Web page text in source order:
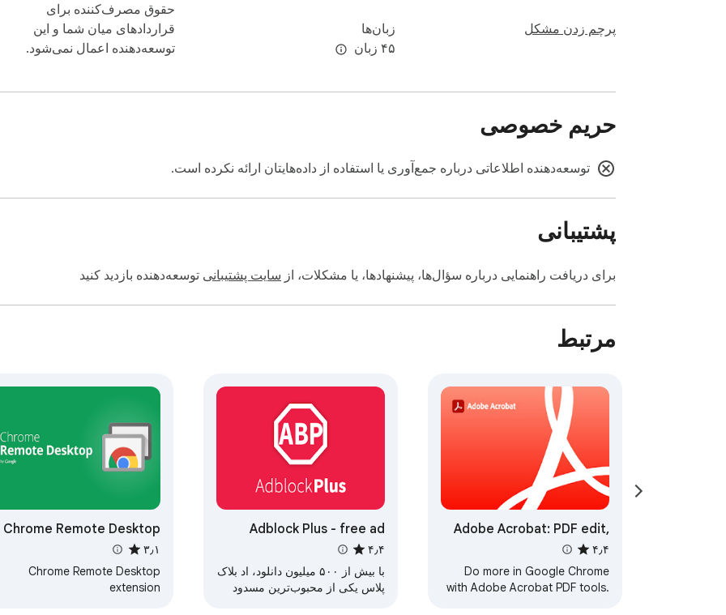
پرچم زدن مشکل
زبان‌ها
۴۵ زبان
حقوق مصرف‌کننده برای
قراردادهای میان شما و این
توسعه‌دهنده اعمال نمی‌شود.
حریم خصوصی
توسعه‌دهنده اطلاعاتی درباره جمع‌آوری یا استفاده از داده‌هایتان ارائه نکرده است.
پشتیبانی
برای دریافت راهنمایی درباره سؤال‌ها، پیشنهادها، یا مشکلات، از سایت پشتیبانی توسعه‌دهنده بازدید کنید
مرتبط
Adobe Acrobat: PDF edit,
convert, sign tools
۴٫۴
Do more in Google Chrome
with Adobe Acrobat PDF tools.
Adblock Plus - free ad
blocker
۴٫۴
با بیش‌ از ۵۰۰ میلیون دانلود، اد بلاک
پلاس یکی از محبوب‌ترین مسدود
Chrome Remote Desktop
۳٫۱
Chrome Remote Desktop
extension